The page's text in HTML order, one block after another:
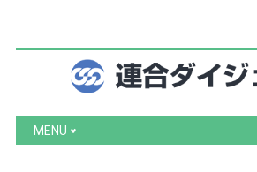
Main menu
Skip to content
MENU